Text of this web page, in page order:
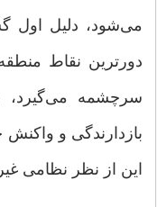
می‌شود، دلیل
دورترین نقاط
سرچشمه می‌گیرد،
بازدارندگی و
این از نظر نظامی